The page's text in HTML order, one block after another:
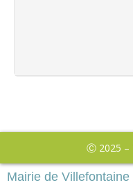
Ⓒ 2025 –
Mairie de Villefontaine